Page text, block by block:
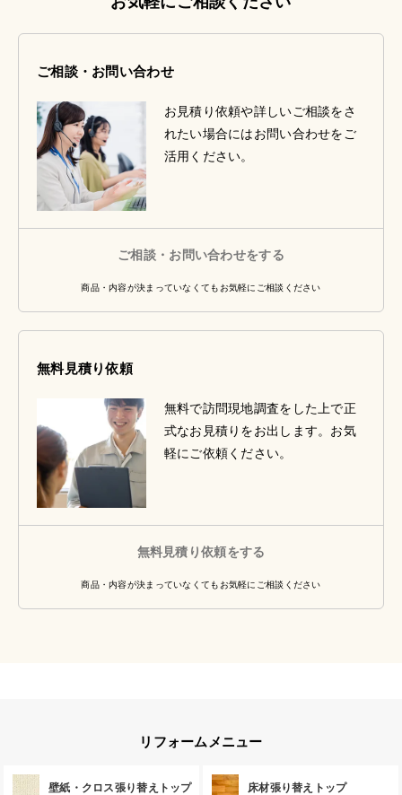
ご相談・お問い合わせ
お見積り依頼や詳しいご相談をさ
れたい場合にはお問い合わせをご
活用ください。
ご相談・お問い合わせをする
商品・内容が決まっていなくてもお気軽にご相談ください
無料見積り依頼
無料で訪問現地調査をした上で正
式なお見積りをお出します。お気
軽にご依頼ください。
無料見積り依頼をする
商品・内容が決まっていなくてもお気軽にご相談ください
リフォームメニュー
壁紙・クロス張り替えトップ 床材張り替えトップ